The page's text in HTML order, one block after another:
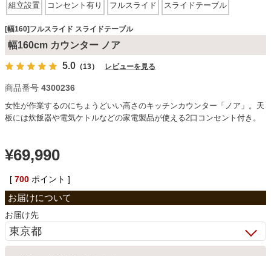
ダイニングテーブル・セット
椅子・チェア
食器棚・キッチン収納
収納家具
組立設置 コンセント有り フルスライド スライドテーブル
[幅160]フルスライド スライドテーブル
幅160cm カウンター ノア
5.0 （13） レビューを見る
商品番号 4300236
女性が作業するのにちょうどいい高さのキッチンカウンター「ノア」。天
板には炊飯器や電気ケトルなどの家電製品が使える2口コンセント付き。
¥69,990
[ 700 ポイント ]
お届け先